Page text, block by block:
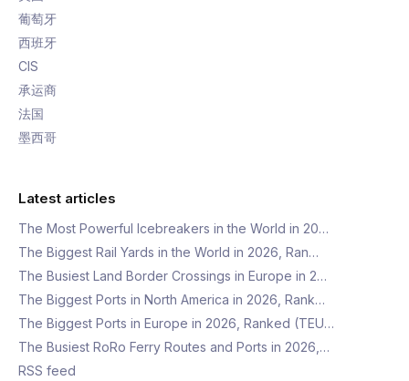
葡萄牙
西班牙
CIS
承运商
法国
墨西哥
Latest articles
The Most Powerful Icebreakers in the World in 20…
The Biggest Rail Yards in the World in 2026, Ran…
The Busiest Land Border Crossings in Europe in 2…
The Biggest Ports in North America in 2026, Rank…
The Biggest Ports in Europe in 2026, Ranked (TEU…
The Busiest RoRo Ferry Routes and Ports in 2026,…
RSS feed